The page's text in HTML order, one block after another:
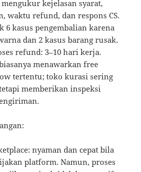
kejelasan syarat,
waktu refund, dan respons CS.
6 kasus pengembalian karena
dan 2 kasus barang rusak.
refund: 3–10 hari kerja.
menawarkan free
tertentu; toko kurasi sering
memberikan inspeksi
nyaman dan cepat bila
platform. Namun, proses